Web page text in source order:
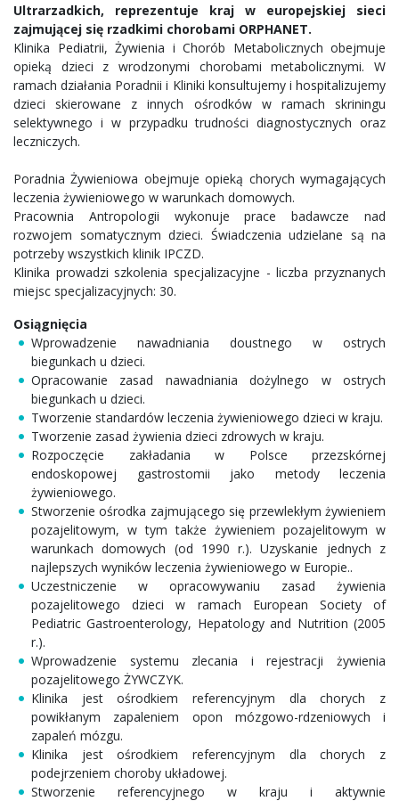
Ultrarzadkich, reprezentuje kraj w europejskiej sieci
zajmującej się rzadkimi chorobami ORPHANET.
Klinika Pediatrii, Żywienia i Chorób Metabolicznych obejmuje
opieką dzieci z wrodzonymi chorobami metabolicznymi. W
ramach działania Poradnii i Kliniki konsultujemy i hospitalizujemy
dzieci skierowane z innych ośrodków w ramach skriningu
selektywnego i w przypadku trudności diagnostycznych oraz
leczniczych.
Poradnia Żywieniowa obejmuje opieką chorych wymagających
leczenia żywieniowego w warunkach domowych.
Pracownia Antropologii wykonuje prace badawcze nad
rozwojem somatycznym dzieci. Świadczenia udzielane są na
potrzeby wszystkich klinik IPCZD.
Klinika prowadzi szkolenia specjalizacyjne - liczba przyznanych
miejsc specjalizacyjnych: 30.
Osiągnięcia
Wprowadzenie nawadniania doustnego w ostrych
biegunkach u dzieci.
Opracowanie zasad nawadniania dożylnego w ostrych
biegunkach u dzieci.
Tworzenie standardów leczenia żywieniowego dzieci w kraju.
Tworzenie zasad żywienia dzieci zdrowych w kraju.
Rozpoczęcie zakładania w Polsce przezskórnej
endoskopowej gastrostomii jako metody leczenia
żywieniowego.
Stworzenie ośrodka zajmującego się przewlekłym żywieniem
pozajelitowym, w tym także żywieniem pozajelitowym w
warunkach domowych (od 1990 r.). Uzyskanie jednych z
najlepszych wyników leczenia żywieniowego w Europie..
Uczestniczenie w opracowywaniu zasad żywienia
pozajelitowego dzieci w ramach European Society of
Pediatric Gastroenterology, Hepatology and Nutrition (2005
r.).
Wprowadzenie systemu zlecania i rejestracji żywienia
pozajelitowego ŻYWCZYK.
Klinika jest ośrodkiem referencyjnym dla chorych z
powikłanym zapaleniem opon mózgowo-rdzeniowych i
zapaleń mózgu.
Klinika jest ośrodkiem referencyjnym dla chorych z
podejrzeniem choroby układowej.
Stworzenie referencyjnego w kraju i aktywnie